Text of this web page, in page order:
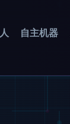
自主机器